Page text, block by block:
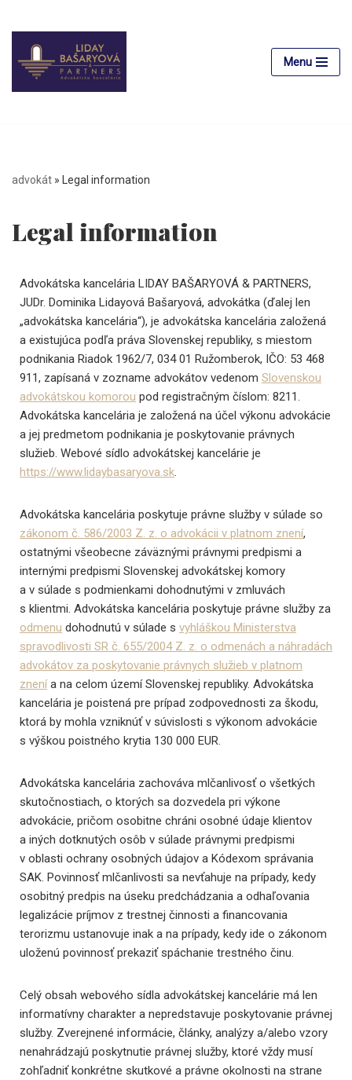
Skip
to
content
Menu
advokát » Legal information
Legal information
Advokátska kancelária LIDAY BAŠARYOVÁ & PARTNERS,
JUDr. Dominika Lidayová Bašaryová, advokátka (ďalej len
„advokátska kancelária“), je advokátska kancelária založená
a existujúca podľa práva Slovenskej republiky, s miestom
podnikania Riadok 1962/7, 034 01 Ružomberok, IČO: 53 468
911, zapísaná v zozname advokátov vedenom Slovenskou
advokátskou komorou pod registračným číslom: 8211.
Advokátska kancelária je založená na účel výkonu advokácie
a jej predmetom podnikania je poskytovanie právnych
služieb. Webové sídlo advokátskej kancelárie je
https://www.lidaybasaryova.sk.
Advokátska kancelária poskytuje právne služby v súlade so
zákonom č. 586/2003 Z. z. o advokácii v platnom znení,
ostatnými všeobecne záväznými právnymi predpismi a
internými predpismi Slovenskej advokátskej komory
a v súlade s podmienkami dohodnutými v zmluvách
s klientmi. Advokátska kancelária poskytuje právne služby za
odmenu dohodnutú v súlade s vyhláškou Ministerstva
spravodlivosti SR č. 655/2004 Z. z. o odmenách a náhradách
advokátov za poskytovanie právnych služieb v platnom
znenía na celom území Slovenskej republiky. Advokátska
kancelária je poistená pre prípad zodpovednosti za škodu,
ktorá by mohla vzniknúť v súvislosti s výkonom advokácie
s výškou poistného krytia 130 000 EUR.
Advokátska kancelária zachováva mlčanlivosť o všetkých
skutočnostiach, o ktorých sa dozvedela pri výkone
advokácie, pričom osobitne chráni osobné údaje klientov
a iných dotknutých osôb v súlade právnymi predpismi
v oblasti ochrany osobných údajov a Kódexom správania
SAK. Povinnosť mlčanlivosti sa nevťahuje na prípady, kedy
osobitný predpis na úseku predchádzania a odhaľovania
legalizácie príjmov z trestnej činnosti a financovania
terorizmu ustanovuje inak a na prípady, kedy ide o zákonom
uloženú povinnosť prekaziť spáchanie trestného činu.
Celý obsah webového sídla advokátskej kancelárie má len
informatívny charakter a nepredstavuje poskytovanie právnej
služby. Zverejnené informácie, články, analýzy a/alebo vzory
nenahrádzajú poskytnutie právnej služby, ktoré vždy musí
zohľadniť konkrétne skutkové a právne okolnosti na strane